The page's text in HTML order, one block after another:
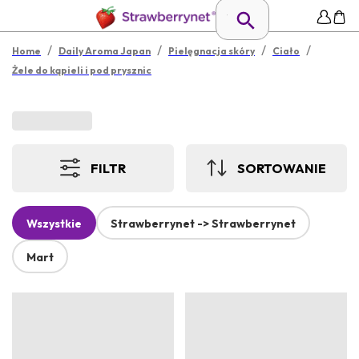
Home / Daily Aroma Japan / Pielęgnacja skóry / Ciało /
Żele do kąpieli i pod prysznic
FILTR SORTOWANIE
Wszystkie Strawberrynet -> Strawberrynet
Mart